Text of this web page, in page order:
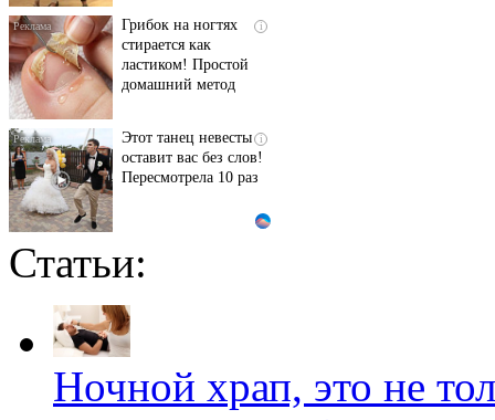
i
Грибок на ногтях
стирается как
ластиком! Простой
домашний метод
i
Этот танец невесты
оставит вас без слов!
Пересмотрела 10 раз
видео пересмотришь
отожгла! Видео не
оставит равнодушным
Статьи:
Ночной храп, это не